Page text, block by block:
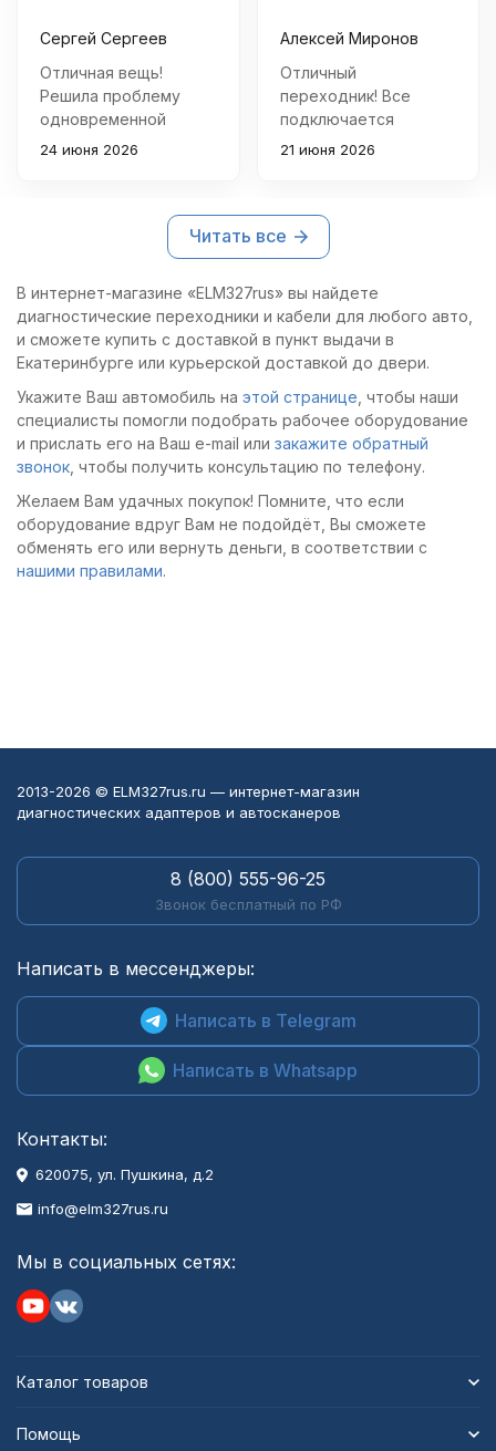
Сергей Сергеев
Отличная вещь!
Решила проблему
одновременной
работы нескольких
контакты работают
24 июня 2026
Алексей Миронов
Отличный
переходник! Все
подключается
быстро и просто,
Теперь могу спокойно
проверять состояние
автомобиля
21 июня 2026
Читать все
В интернет-магазине «ELM327rus» вы найдете
диагностические переходники и кабели для любого авто,
и сможете купить с доставкой в пункт выдачи в
Екатеринбурге или курьерской доставкой до двери.
Укажите Ваш автомобиль на этой странице , чтобы наши
специалисты помогли подобрать рабочее оборудование
и прислать его на Ваш e-mail или закажите обратный
звонок , чтобы получить консультацию по телефону.
Желаем Вам удачных покупок! Помните, что если
оборудование вдруг Вам не подойдёт, Вы сможете
обменять его или вернуть деньги, в соответствии с
нашими правилами.
2013-2026 © ELM327rus.ru — интернет-магазин
диагностических адаптеров и автосканеров
8 (800) 555-96-25
Звонок бесплатный по РФ
Написать в мессенджеры:
Написать в Telegram
Написать в Whatsapp
Контакты:
620075, ул. Пушкина, д.2
info@elm327rus.ru
Мы в социальных сетях:
Каталог товаров
Помощь